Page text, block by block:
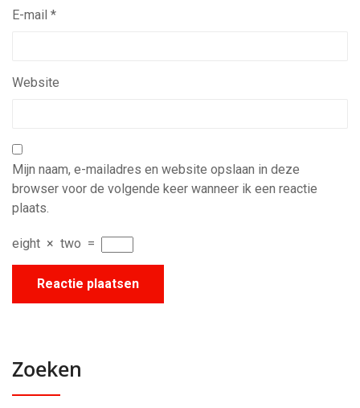
E-mail *
Website
Mijn naam, e-mailadres en website opslaan in deze
browser voor de volgende keer wanneer ik een reactie
plaats.
eight × two =
Zoeken